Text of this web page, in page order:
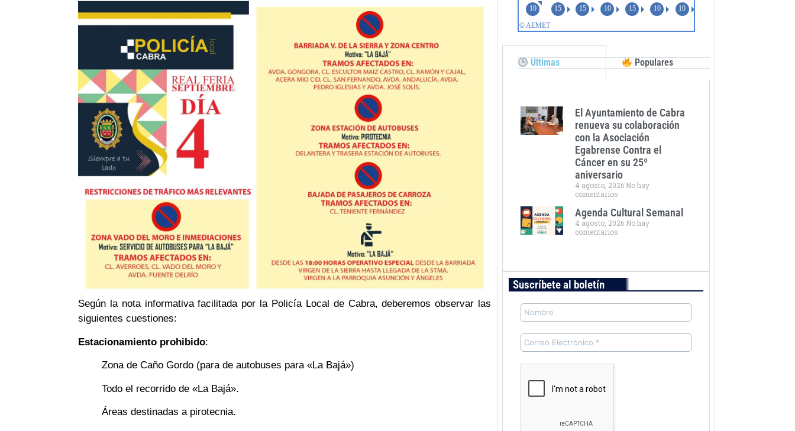
Según la nota informativa facilitada por la Policía Local de Cabra, deberemos observar las
siguientes cuestiones:
Estacionamiento prohibido:
Zona de Caño Gordo (para de autobuses para «La Bajá»)
Todo el recorrido de «La Bajá».
Áreas destinadas a pirotecnia.
Últimas Populares
El Ayuntamiento de Cabra
renueva su colaboración
con la Asociación
Egabrense Contra el
Cáncer en su 25º
aniversario
4 agosto, 2026 No hay
comentarios
Agenda Cultural Semanal
4 agosto, 2026 No hay
comentarios
Suscríbete al boletín